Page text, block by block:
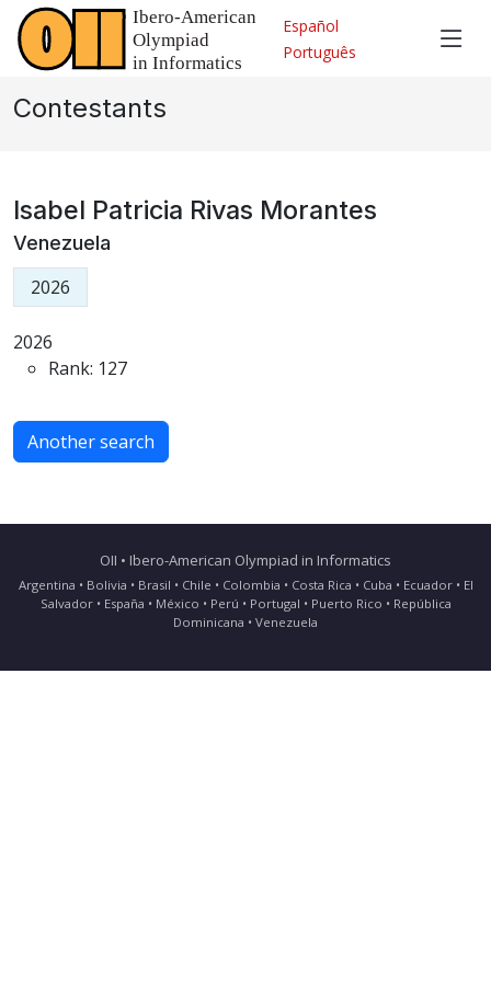
Español
Português
Contestants
Isabel Patricia Rivas Morantes
Venezuela
2026
2026
Rank: 127
Another search
OII • Ibero-American Olympiad in Informatics
Argentina • Bolivia • Brasil • Chile • Colombia • Costa Rica • Cuba • Ecuador • El
Salvador • España • México • Perú • Portugal • Puerto Rico • República
Dominicana • Venezuela